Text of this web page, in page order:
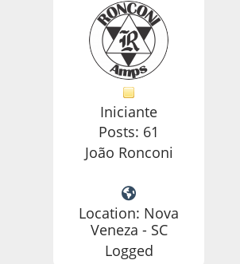
Iniciante
Posts: 61
João Ronconi
Location: Nova
Veneza - SC
Logged